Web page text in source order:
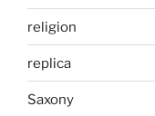
religion
replica
Saxony